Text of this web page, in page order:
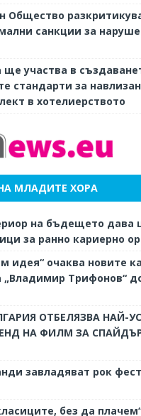
Общество
санкции за
ще участва в
стандарти за
в хотелиерството
МЛАДИТЕ ХОРА
на бъдещето дава
за ранно кариерно
идея“ очаква новите
„Владимир Трифонов“
ОТБЕЛЯЗВА НАЙ-
НА ФИЛМ ЗА
завладяват рок
без да